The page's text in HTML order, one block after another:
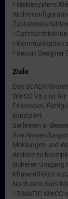
• Meldesystem:
Zustandsvariablen
•
• Kommunikation
• Report
Ziele
Das SCADA-
WinCC V8.x ist
Prozessen,
konzipiert.
Sie lernen in
Ihre
Meldungen und
Archive zu
sicheren Umgang
Phase effektiv
Nach dem Kurs
• SIMATIC